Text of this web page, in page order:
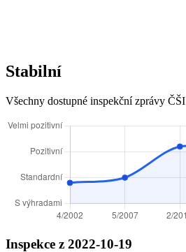
Stabilní
Všechny dostupné inspekční zprávy ČŠI
Inspekce z 2022-10-19